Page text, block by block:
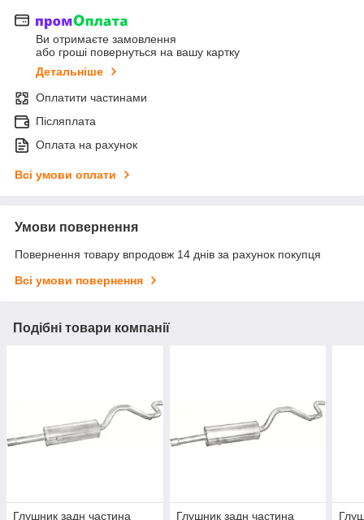
Ви отримаєте замовлення
або гроші повернуться на вашу картку
Детальніше
Оплатити частинами
Післяплата
Оплата на рахунок
Всі умови оплати
Умови повернення
Повернення товару впродовж 14 днів за рахунок покупця
Всі умови повернення
Подібні товари компанії
Глушник задн частина
Глушник задн частина